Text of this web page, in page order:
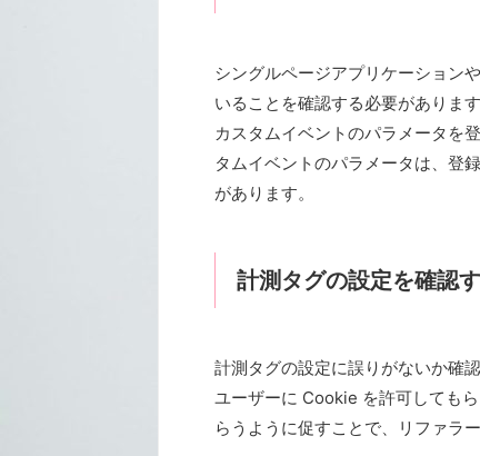
シングルページアプリケーション
いることを確認する必要があります
カスタムイベントのパラメータを
タムイベントのパラメータは、登
があります。
計測タグの設定を確認
計測タグの設定に誤りがないか確認
ユーザーに Cookie を許可しても
らうように促すことで、リファラ